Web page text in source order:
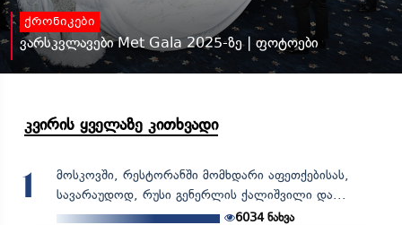
ქრონიკები
ვარსკვლავები Met Gala 2025-ზე | ფოტოები
კვირის ყველაზე კითხვადი
1
მოსკოვში, რესტორანში მომხდარი აფეთქებისას,
სავარაუდოდ, რუსი გენერლის ქალიშვილი და...
6034ნახვა